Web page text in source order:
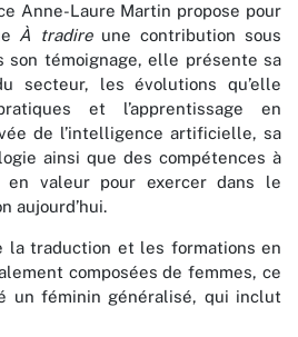
Anne-Laure Martin propose pour
À tradire une contribution sous
son témoignage, elle présente sa
secteur, les évolutions qu’elle
et l’apprentissage en
de l’intelligence artificielle, sa
ainsi que des compétences à
valeur pour exercer dans le
aujourd’hui.
la traduction et les formations en
composées de femmes, ce
un féminin généralisé, qui inclut